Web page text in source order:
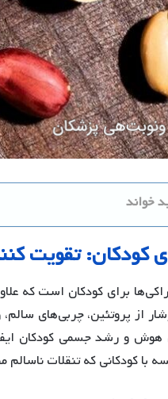
خواند
کودکان:تقویت
برای کودکان است که
از پروتئین، چربی‌های
و رشد جسمی کودکان
با کودکانی که تنقلات